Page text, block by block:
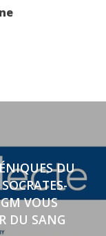
DU
VOUS
DU SANG